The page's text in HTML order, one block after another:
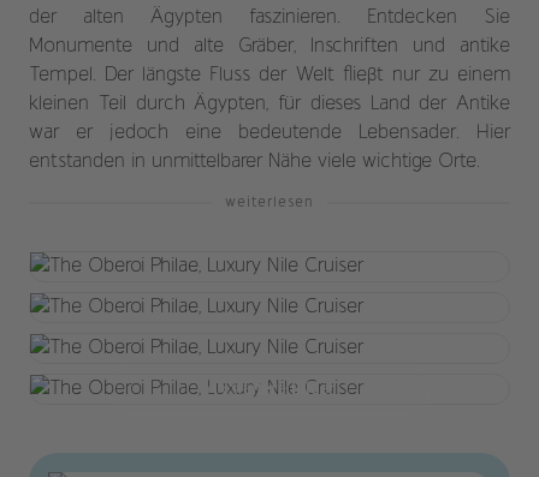
der alten Ägypten faszinieren. Entdecken Sie
Monumente und alte Gräber, Inschriften und antike
Tempel. Der längste Fluss der Welt fließt nur zu einem
kleinen Teil durch Ägypten, für dieses Land der Antike
war er jedoch eine bedeutende Lebensader. Hier
entstanden in unmittelbarer Nähe viele wichtige Orte.
weiterlesen
+13 weitere Bilder